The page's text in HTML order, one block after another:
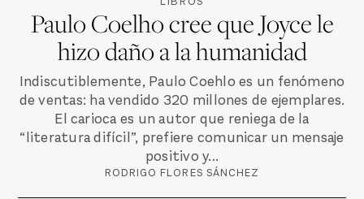
Paulo Coelho cree que Joyce le
hizo daño a la humanidad
Indiscutiblemente, Paulo Coehlo es un fenómeno
de ventas: ha vendido 320 millones de ejemplares.
El carioca es un autor que reniega de la
“literatura difícil”, prefiere comunicar un mensaje
positivo y...
RODRIGO FLORES SÁNCHEZ